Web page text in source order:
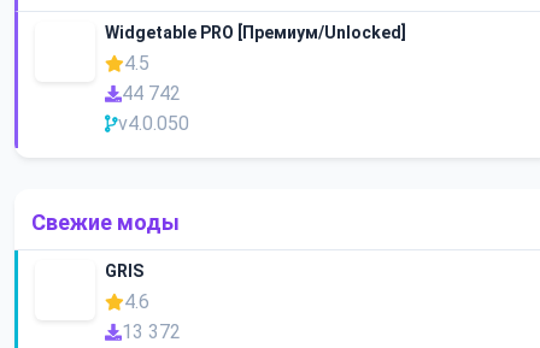
Widgetable PRO [Премиум/Unlocked]
4.5
44 742
v4.0.050
Свежие моды
GRIS
4.6
13 372